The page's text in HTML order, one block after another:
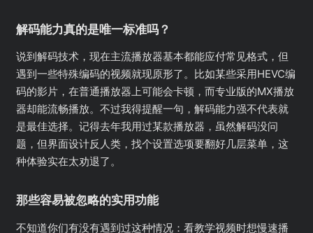
解码能力真的是唯一标准吗？
说到解码技术，现在主流播放器基本都能应付常见格式，但
遇到一些特殊编码的视频就现原形了。比如某些采用HEVC编
码的影片，在普通播放器上可能会卡顿，而专业版的MX播放
器却能流畅播放。不过我得提醒一句，解码能力强不代表就
是最佳选择。记得去年我用过某款播放器，虽然解码没问
题，但界面设计反人类，找个设置选项要翻好几层菜单，这
种体验实在太劝退了。
那些容易被忽略的实用功能
不知道你们有没有遇到过这种情况：看教学视频时想慢速播